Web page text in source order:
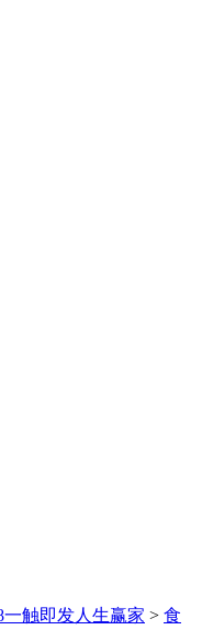
一触即发人生赢家 > 食